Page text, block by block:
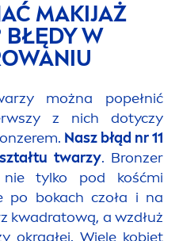
MAKIJAŻ
BŁĘDY W
można popełnić
z nich dotyczy
rem. Nasz błąd nr 11
twarzy. Bronzer
tylko pod kośćmi
po bokach czoła i na
kwadratową, a wzdłuż
okrągłej. Wiele kobiet